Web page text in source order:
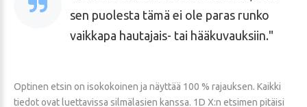
sen puolesta tämä ei ole paras runko
vaikkapa hautajais- tai hääkuvauksiin.
Optinen etsin on isokokoinen ja näyttää 100 % rajauksen. Kaikki
tiedot ovat luettavissa silmälasien kanssa. 1D X:n etsimen pitäisi